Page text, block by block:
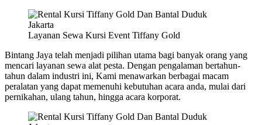
Layanan Sewa Kursi Event Tiffany Gold
Bintang Jaya telah menjadi pilihan utama bagi banyak orang yang
mencari layanan sewa alat pesta. Dengan pengalaman bertahun-
tahun dalam industri ini, Kami menawarkan berbagai macam
peralatan yang dapat memenuhi kebutuhan acara anda, mulai dari
pernikahan, ulang tahun, hingga acara korporat.